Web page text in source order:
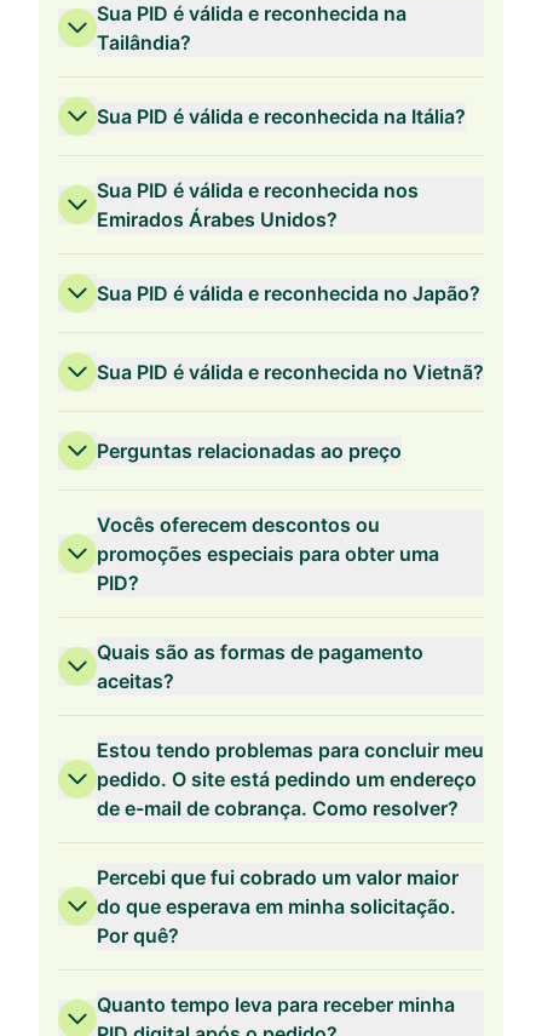
Sua PID é válida e reconhecida na
Tailândia?
Sua PID é válida e reconhecida na Itália?
Sua PID é válida e reconhecida nos
Emirados Árabes Unidos?
Sua PID é válida e reconhecida no Japão?
Sua PID é válida e reconhecida no Vietnã?
Perguntas relacionadas ao preço
Validade de 2 Anos
Vocês oferecem descontos ou
promoções especiais para obter uma
PID?
Quais são as formas de pagamento
aceitas?
Estou tendo problemas para concluir meu
pedido. O site está pedindo um endereço
de e-mail de cobrança. Como resolver?
Percebi que fui cobrado um valor maior
do que esperava em minha solicitação.
Por quê?
Quanto tempo leva para receber minha